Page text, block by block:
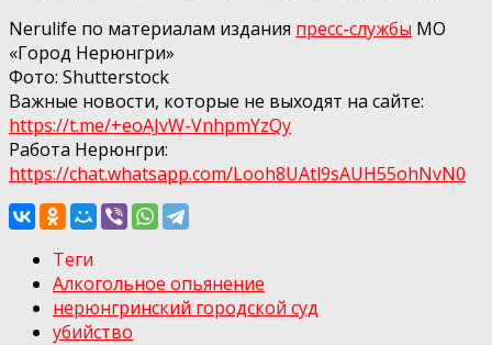
Nerulife по материалам издания пресс-службы МО
«Город Нерюнгри»
Фото: Shutterstock
Важные новости, которые не выходят на сайте:
https://t.me/+eoAJvW-VnhpmYzQy
Работа Нерюнгри:
https://chat.whatsapp.com/Looh8UAtl9sAUH55ohNvN0
Теги
Алкогольное опьянение
нерюнгринский городской суд
убийство